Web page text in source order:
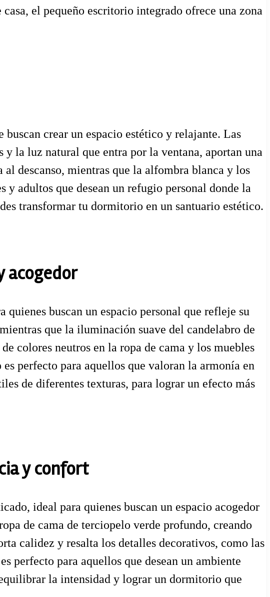
el pequeño escritorio integrado ofrece una zona
crear un espacio estético y relajante. Las
la luz natural que entra por la ventana, aportan una
descanso, mientras que la alfombra blanca y los
adultos que desean un refugio personal donde la
transformar tu dormitorio en un santuario estético.
acogedor
buscan un espacio personal que refleje su
que la iluminación suave del candelabro de
colores neutros en la ropa de cama y los muebles
perfecto para aquellos que valoran la armonía en
de diferentes texturas, para lograr un efecto más
y confort
ideal para quienes buscan un espacio acogedor
de cama de terciopelo verde profundo, creando
calidez y resalta los detalles decorativos, como las
perfecto para aquellos que desean un ambiente
la intensidad y lograr un dormitorio que